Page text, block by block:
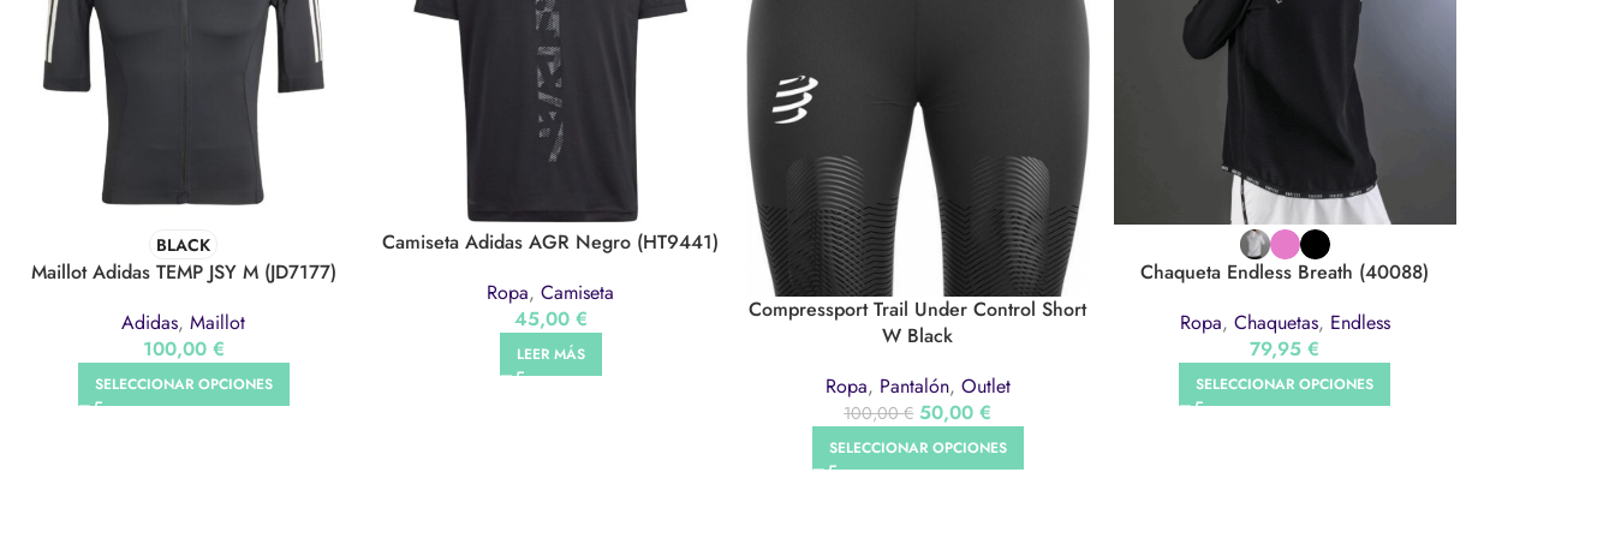
BLACK
Maillot Adidas TEMP JSY M (JD7177)
Adidas,Maillot
100,00 €
SELECCIONAR OPCIONES
Camiseta Adidas AGR Negro (HT9441)
Ropa,Camiseta
45,00 €
LEER MÁS
Compressport Trail Under Control Short
W Black
Ropa, Pantalón, Outlet
100,00€ 50,00€
SELECCIONAR OPCIONES
Chaqueta Endless Breath (40088)
Ropa, Chaquetas, Endless
79,95€
SELECCIONAR OPCIONES